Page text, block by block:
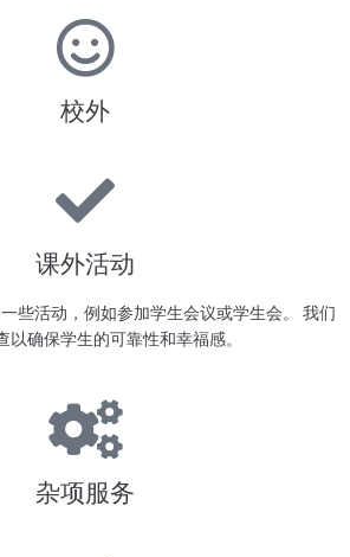
校外
课外活动
些活动，例如参加学生会议或学生会。 我们
以确保学生的可靠性和幸福感。
杂项服务